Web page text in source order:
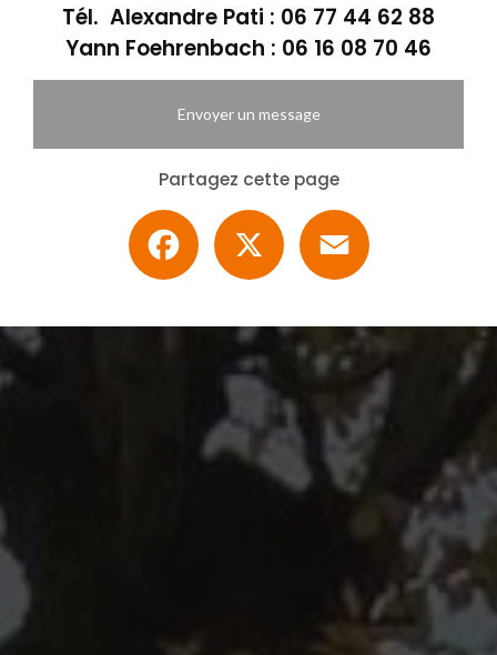
Tél. Alexandre Pati : 06 77 44 62 88
Yann Foehrenbach : 06 16 08 70 46
Envoyer un message
Partagez cette page
Facebook